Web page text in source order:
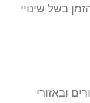
בשל שינויי
ובאזורי